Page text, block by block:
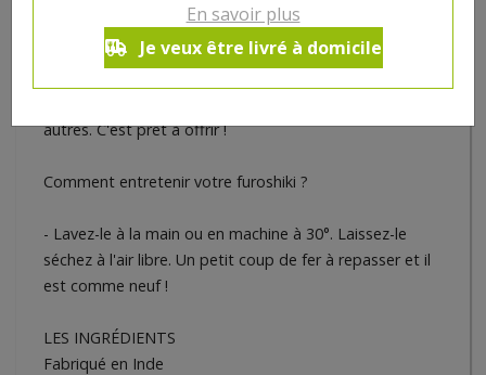
En savoir plus
Je veux être livré à domicile
- On vous livre la technique la plus simple : votre carré
autres. C'est prêt à offrir !
Comment entretenir votre furoshiki ?
- Lavez-le à la main ou en machine à 30°. Laissez-le
séchez à l'air libre. Un petit coup de fer à repasser et il
est comme neuf !
LES INGRÉDIENTS
Fabriqué en Inde